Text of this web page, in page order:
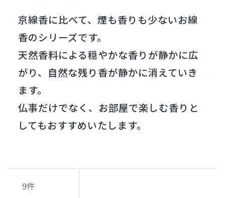
京線香に比べて、煙も香りも少ないお線
香のシリーズです。
天然香料による穏やかな香りが静かに広
がり、自然な残り香が静かに消えていき
ます。
仏事だけでなく、お部屋で楽しむ香りと
してもおすすめいたします。
9件